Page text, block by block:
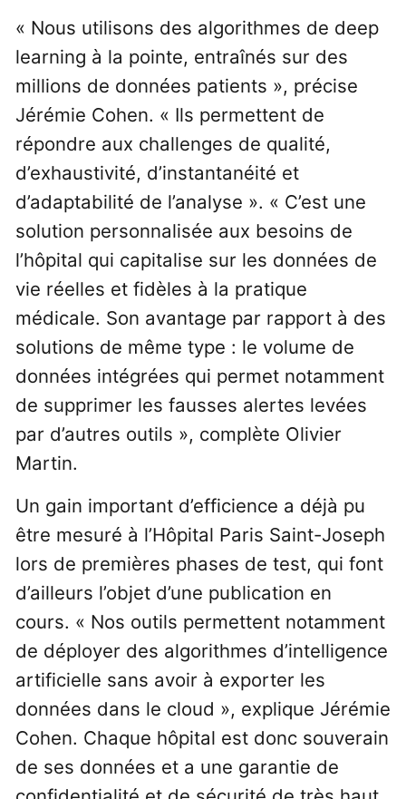
« Nous utilisons des algorithmes de deep
learning à la pointe, entraînés sur des
millions de données patients », précise
Jérémie Cohen. « Ils permettent de
répondre aux challenges de qualité,
d’exhaustivité, d’instantanéité et
d’adaptabilité de l’analyse ». « C’est une
solution personnalisée aux besoins de
l’hôpital qui capitalise sur les données de
vie réelles et fidèles à la pratique
médicale. Son avantage par rapport à des
solutions de même type : le volume de
données intégrées qui permet notamment
de supprimer les fausses alertes levées
par d’autres outils », complète Olivier
Martin.
Un gain important d’efficience a déjà pu
être mesuré à l’Hôpital Paris Saint-Joseph
lors de premières phases de test, qui font
d’ailleurs l’objet d’une publication en
cours. « Nos outils permettent notamment
de déployer des algorithmes d’intelligence
artificielle sans avoir à exporter les
données dans le cloud », explique Jérémie
Cohen. Chaque hôpital est donc souverain
de ses données et a une garantie de